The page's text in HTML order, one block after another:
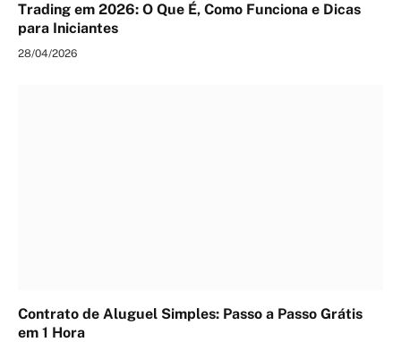
Trading em 2026: O Que É, Como Funciona e Dicas
para Iniciantes
28/04/2026
Contrato de Aluguel Simples: Passo a Passo Grátis
em 1 Hora